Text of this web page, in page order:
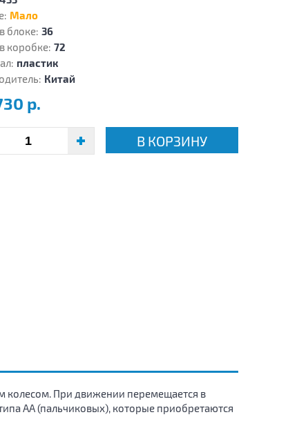
Мало
блоке: 36
коробке: 72
пластик
Китай
р.
В КОРЗИНУ
При движении перемещается в
АА (пальчиковых), которые приобретаются